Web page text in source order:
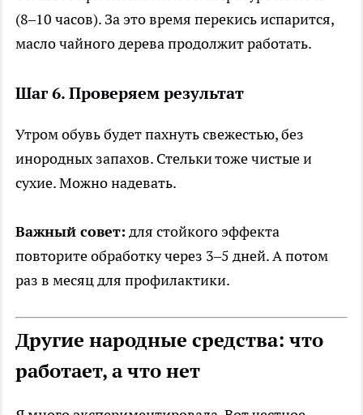
(8–10 часов). За это время перекись испарится,
масло чайного дерева продолжит работать.
Шаг 6. Проверяем результат
Утром обувь будет пахнуть свежестью, без
инородных запахов. Стельки тоже чистые и
сухие. Можно надевать.
Важный совет: для стойкого эффекта
повторите обработку через 3–5 дней. А потом
раз в месяц для профилактики.
Другие народные средства: что
работает, а что нет